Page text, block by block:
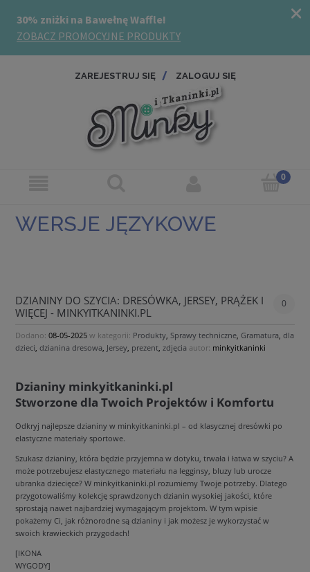
ZAREJESTRUJ SIĘ ZALOGUJ SIĘ
WERSJE JĘZYKOWE
DZIANINY DO SZYCIA: DRESÓWKA, JERSEY, PRĄŻEK I
WIĘCEJ - MINKYITKANINKI.PL
0
Dodano: 08-05-2025 w kategorii: Produkty Sprawy techniczne Gramatura dla
dzieci dzianina dresowa Jersey prezent zdjęcia autor: minkyitkaninki
Dzianiny minkyitkaninki.pl
Stworzone dla Twoich Projektów i Komfortu
Odkryj najlepsze dzianiny w minkyitkaninki.pl – od klasycznej dresówki po
elastyczne materiały sportowe.
Szukasz dzianiny, która będzie przyjemna w dotyku, trwała i łatwa w szyciu? A
może potrzebujesz elastycznego materiału na legginsy, bluzy lub urocze
ubranka dziecięce? W minkyitkaninki.pl rozumiemy Twoje potrzeby. Dlatego
przygotowaliśmy kolekcję sprawdzonych dzianin wysokiej jakości, które
sprostają nawet najbardziej wymagającym projektom. W tym wpisie
pokażemy Ci, jak różnorodne są dzianiny i jak możesz je wykorzystać w
swoich krawieckich przygodach!
[IKONA
WYGODY]